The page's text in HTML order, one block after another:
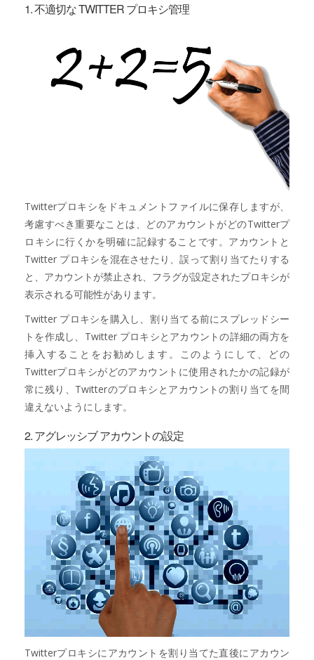
1. 不適切な TWITTER プロキシ管理
Twitterプロキシをドキュメントファイルに保存しますが、
考慮すべき重要なことは、どのアカウントがどのTwitterプ
ロキシに行くかを明確に記録することです。アカウントと
Twitter プロキシを混在させたり、誤って割り当てたりする
と、アカウントが禁止され、フラグが設定されたプロキシが
表示される可能性があります。
Twitter プロキシを購入し、割り当てる前にスプレッドシー
トを作成し、Twitter プロキシとアカウントの詳細の両方を
挿入することをお勧めします。このようにして、どの
Twitterプロキシがどのアカウントに使用されたかの記録が
常に残り、Twitterのプロキシとアカウントの割り当てを間
違えないようにします。
2. アグレッシブ アカウントの設定
Twitterプロキシにアカウントを割り当てた直後にアカウン